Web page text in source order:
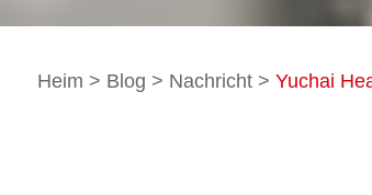
Heim > Blog > Nachricht> Yuchai